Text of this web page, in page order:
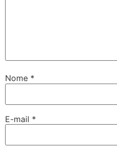
Nome *
E-mail *